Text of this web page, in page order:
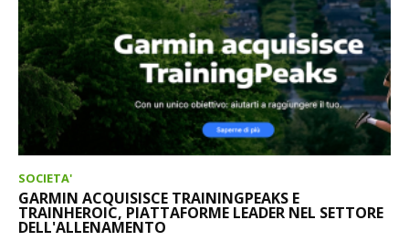
SOCIETA'
GARMIN ACQUISISCE TRAININGPEAKS E
TRAINHEROIC, PIATTAFORME LEADER NEL SETTORE
DELL'ALLENAMENTO